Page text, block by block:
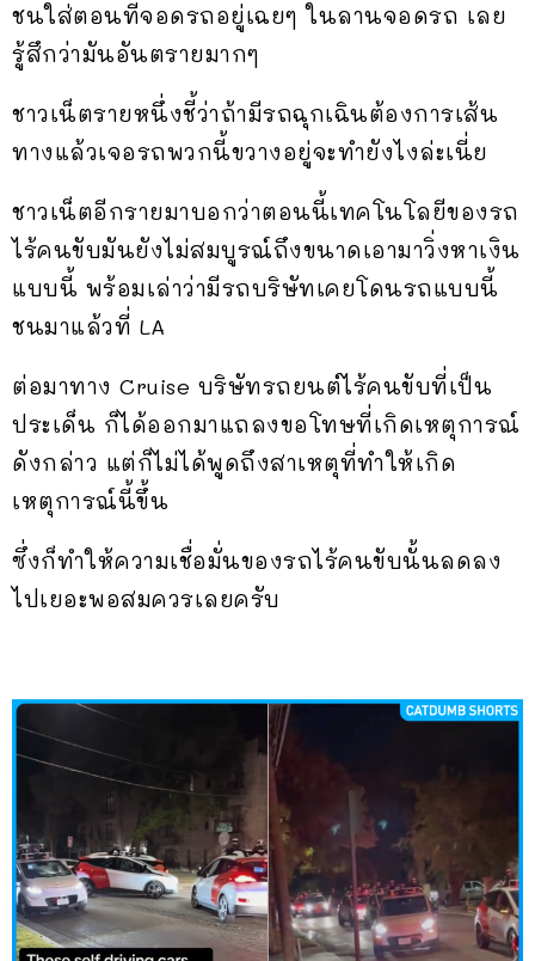
ชนใส่ตอนที่จอดรถอยู่เฉยๆ ในลานจอดรถ เลย
รู้สึกว่ามันอันตรายมากๆ
ชาวเน็ตรายหนึ่งชี้ว่าถ้ามีรถฉุกเฉินต้องการเส้น
ทางแล้วเจอรถพวกนี้ขวางอยู่จะทำยังไงล่ะเนี่ย
ชาวเน็ตอีกรายมาบอกว่าตอนนี้เทคโนโลยีของรถ
ไร้คนขับมันยังไม่สมบูรณ์ถึงขนาดเอามาวิ่งหาเงิน
แบบนี้ พร้อมเล่าว่ามีรถบริษัทเคยโดนรถแบบนี้
ชนมาแล้วที่ LA
ต่อมาทาง Cruise บริษัทรถยนต์ไร้คนขับที่เป็น
ประเด็น ก็ได้ออกมาแถลงขอโทษที่เกิดเหตุการณ์
ดังกล่าว แต่ก็ไม่ได้พูดถึงสาเหตุที่ทำให้เกิด
เหตุการณ์นี้ขึ้น
ซึ่งก็ทำให้ความเชื่อมั่นของรถไร้คนขับนั้นลดลง
ไปเยอะพอสมควรเลยครับ